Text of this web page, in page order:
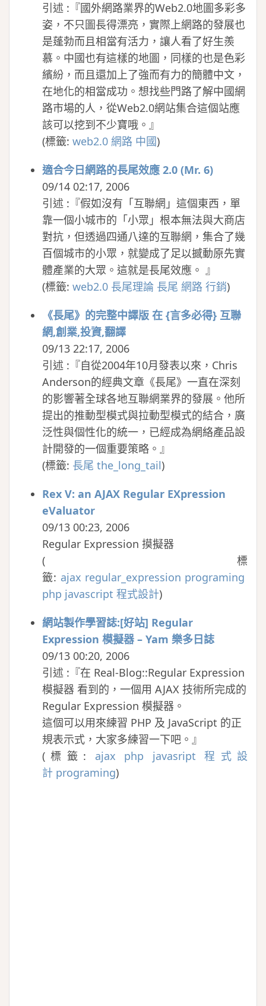
引述 :『國外網路業界的Web2.0地圖多彩多
姿，不只圖長得漂亮，實際上網路的發展也
是蓬勃而且相當有活力，讓人看了好生羨
慕。中國也有這樣的地圖，同樣的也是色彩
繽紛，而且還加上了強而有力的簡體中文，
在地化的相當成功。想找些門路了解中國網
路市場的人，從Web2.0網站集合這個站應
該可以挖到不少寶哦。』
(標籤: web2.0 網路 中國)
適合今日網路的長尾效應 2.0 (Mr. 6)
09/14 02:17, 2006
引述 :『假如沒有「互聯網」這個東西，單
靠一個小城市的「小眾」根本無法與大商店
對抗，但透過四通八達的互聯網，集合了幾
百個城市的小眾，就變成了足以撼動原先實
體產業的大眾。這就是長尾效應。 』
(標籤: web2.0 長尾理論 長尾 網路 行銷)
《長尾》的完整中譯版 在 {言多必得} 互聯
網,創業,投資,翻譯
09/13 22:17, 2006
引述 :『自從2004年10月發表以來，Chris
Anderson的經典文章《長尾》一直在深刻
的影響著全球各地互聯網業界的發展。他所
提出的推動型模式與拉動型模式的結合，廣
泛性與個性化的統一，已經成為網絡產品設
計開發的一個重要策略。』
(標籤: 長尾 the_long_tail)
Rex V: an AJAX Regular EXpression
eValuator
09/13 00:23, 2006
Regular Expression 摸擬器
( 標
籤: ajax regular_expression programing
php javascript 程式設計)
網站製作學習誌:[好站] Regular
Expression 模擬器 – Yam 樂多日誌
09/13 00:20, 2006
引述 :『在 Real-Blog::Regular Expression
模擬器 看到的，一個用 AJAX 技術所完成的
Regular Expression 模擬器。
這個可以用來練習 PHP 及 JavaScript 的正
規表示式，大家多練習一下吧。』
( 標籤: ajax php javasript
程式設
計 programing)